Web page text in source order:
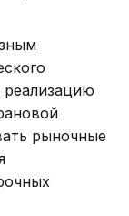
реализацию
рыночные